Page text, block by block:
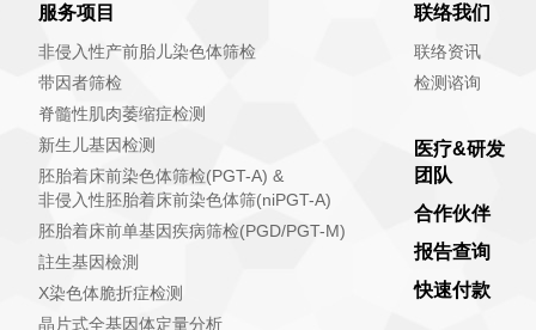
服务项目
非侵入性产前胎儿染色体筛检
带因者筛检
脊髓性肌肉萎缩症检测
新生儿基因检测
胚胎着床前染色体筛检(PGT-A) &
非侵入性胚胎着床前染色体筛(niPGT-A)
胚胎着床前单基因疾病筛检(PGD/PGT-M)
註生基因檢測
X染色体脆折症检测
晶片式全基因体定量分析
联络我们
联络资讯
检测谘询
医疗&研发
团队
合作伙伴
报告查询
快速付款